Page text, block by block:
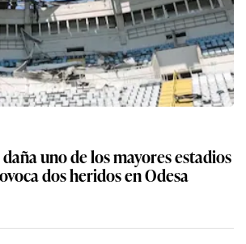
uno de los mayores estadios
dos heridos en Odesa